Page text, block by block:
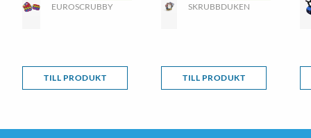
EUROSCRUBBY
TILL PRODUKT
SKRUBBDUKEN
TILL PRODUKT